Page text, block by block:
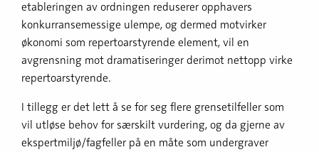
etableringen av ordningen reduserer opphavers
konkurransemessige ulempe, og dermed motvirker
økonomi som repertoarstyrende element, vil en
avgrensning mot dramatiseringer derimot nettopp virke
repertoarstyrende.
I tillegg er det lett å se for seg flere grensetilfeller som
vil utløse behov for særskilt vurdering, og da gjerne av
ekspertmiljø/fagfeller på en måte som undergraver